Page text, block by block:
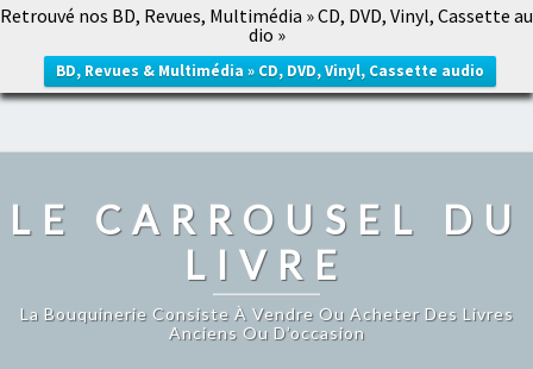
Retrouvé nos BD, Revues, Multimédia » CD, DVD, Vinyl, Cassette au
dio »
BD, Revues & Multimédia » CD, DVD, Vinyl, Cassette audio
LE CARROUSEL DU LIVRE
LE CARROUSEL DU
LIVRE
La Bouquinerie Consiste À Vendre Ou Acheter Des Livres
Anciens Ou D’occasion